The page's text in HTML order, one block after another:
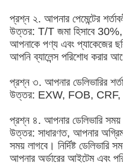
প্রশ্ন ২. আপনার পেমেন্টের
উত্তর: T/T জমা হিসাবে
আপনাকে পণ্য এবং প্যাকেজের
আপনি ব্যালেন্স পরিশোধ করার
প্রশ্ন ৩. আপনার ডেলিভারির
উত্তর: EXW, FOB,
প্রশ্ন ৪. আপনার ডেলিভারি
উত্তর: সাধারণত, আপনার
সময় লাগবে। নির্দিষ্ট ডেলিভারি
আপনার অর্ডারের আইটেম এবং